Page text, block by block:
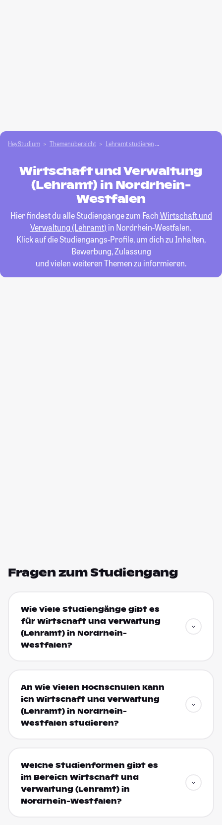
HeyStudium Themenübersicht Lehramt studieren
Wirtschaft und Verwaltung
(Lehramt) in Nordrhein-
Westfalen
Hier findest du alle Studiengänge zum FachWirtschaft und
Verwaltung (Lehramt) in Nordrhein-Westfalen.
Klick auf die Studiengangs-Profile, um dich zu Inhalten,
Bewerbung, Zulassung
und vielen weiteren Themen zu informieren.
Fragen zum Studiengang
Wie viele Studiengänge gibt es
für Wirtschaft und Verwaltung
(Lehramt) in Nordrhein-
Westfalen?
An wie vielen Hochschulen kann
ich Wirtschaft und Verwaltung
(Lehramt) in Nordrhein-
Westfalen studieren?
Welche Studienformen gibt es
im Bereich Wirtschaft und
Verwaltung (Lehramt) in
Nordrhein-Westfalen?